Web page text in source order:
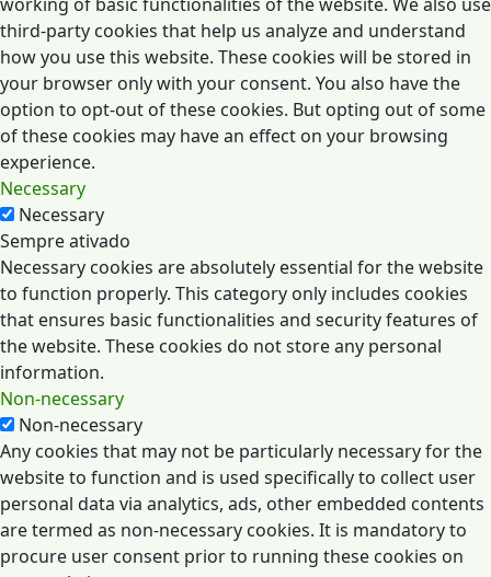
working of basic functionalities of the website. We also use
third-party cookies that help us analyze and understand
how you use this website. These cookies will be stored in
your browser only with your consent. You also have the
option to opt-out of these cookies. But opting out of some
of these cookies may have an effect on your browsing
experience.
Necessary
Necessary
Sempre ativado
Necessary cookies are absolutely essential for the website
to function properly. This category only includes cookies
that ensures basic functionalities and security features of
the website. These cookies do not store any personal
information.
Non-necessary
Non-necessary
Any cookies that may not be particularly necessary for the
website to function and is used specifically to collect user
personal data via analytics, ads, other embedded contents
are termed as non-necessary cookies. It is mandatory to
procure user consent prior to running these cookies on